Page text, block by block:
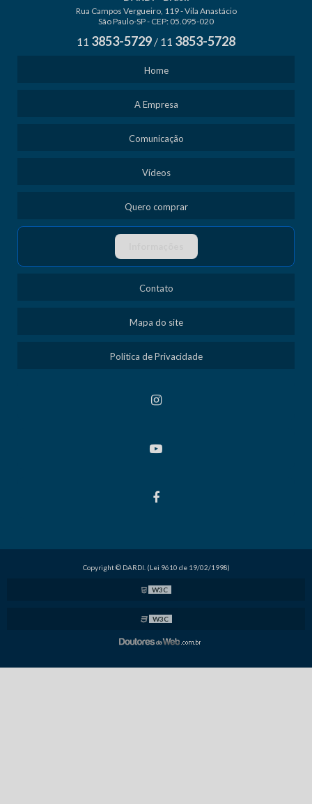
Rua Campos Vergueiro, 119 - Vila Anastácio
São Paulo-SP - CEP: 05.095-020
11 3853-5729 / 11 3853-5728
Home
A Empresa
Comunicação
Vídeos
Quero comprar
Contato
Mapa do site
Política de Privacidade
Copyright © DARDI. (Lei 9610 de 19/02/1998)
W3C
W3C